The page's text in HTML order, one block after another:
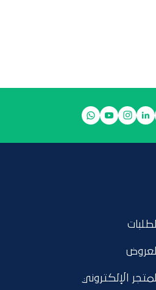
الطلبات
العروض
المتجر الإلكتروني